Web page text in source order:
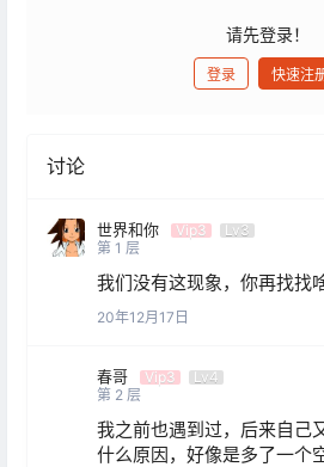
请先登录！
登录 快速注
讨论
世界和你 Vip3
Lv3
第 1 层
我们没有这现象，你再找找
20年12月17日
春哥 Vip3
Lv4
第 2 层
我之前也遇到过，后来自己
什么原因，好像是多了一个